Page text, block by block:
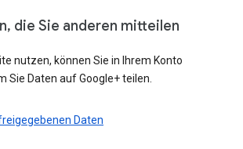
die Sie anderen mitteilen
nutzen, können Sie in Ihrem Konto
Sie Daten auf Google+ teilen.
Daten